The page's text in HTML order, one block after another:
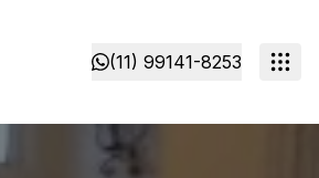
(11) 99141-8253